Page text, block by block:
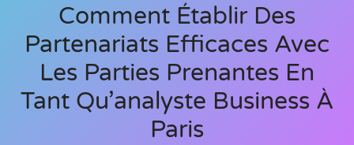
Comment Établir Des
Partenariats Efficaces Avec
Les Parties Prenantes En
Tant Qu’analyste Business À
Paris